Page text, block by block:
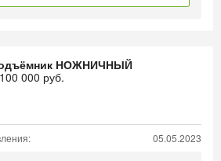
НОЖНИЧНЫЙ
000 руб.
05.05.2023